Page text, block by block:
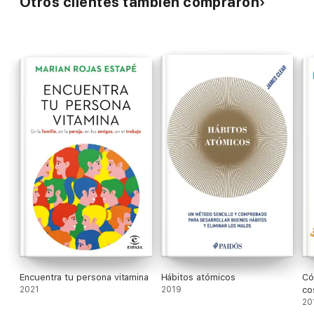
Encuentra tu persona vitamina
2021
Hábitos atómicos
2019